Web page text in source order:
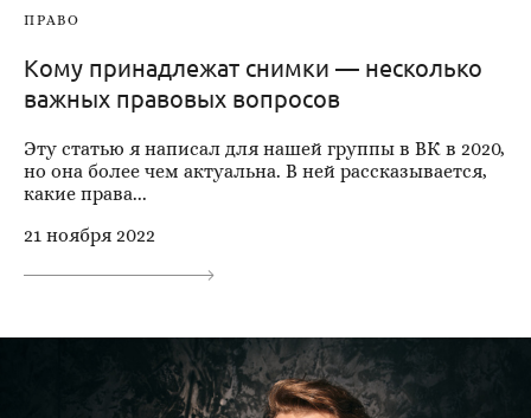
ПРАВО
Кому принадлежат снимки — несколько
важных правовых вопросов
Эту статью я написал для нашей группы в ВК в 2020,
но она более чем актуальна. В ней рассказывается,
какие права...
21 ноября 2022